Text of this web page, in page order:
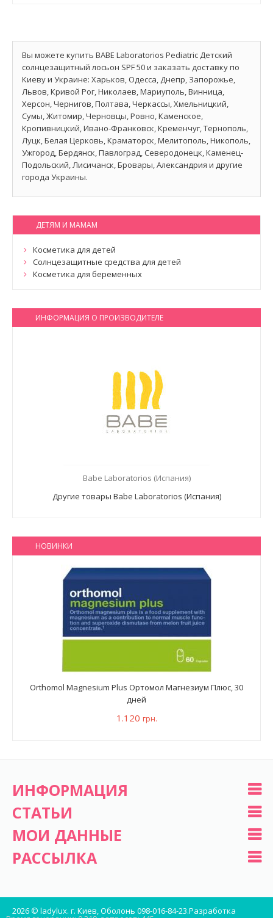
Вы можете купить BABE Laboratorios Pediatric Детский
солнцезащитный лосьон SPF 50 и заказать доставку по
Киеву и Украине: Харьков, Одесса, Днепр, Запорожье,
Львов, Кривой Рог, Николаев, Мариуполь, Винница,
Херсон, Чернигов, Полтава, Черкассы, Хмельницкий,
Сумы, Житомир, Черновцы, Ровно, Каменское,
Кропивницкий, Ивано-Франковск, Кременчуг, Тернополь,
Луцк, Белая Церковь, Краматорск, Мелитополь, Никополь,
Ужгород, Бердянск, Павлоград, Северодонецк, Каменец-
Подольский, Лисичанск, Бровары, Александрия и другие
города Украины.
ДЕТЯМ И МАМАМ
Косметика для детей
Солнцезащитные средства для детей
Косметика для беременных
ИНФОРМАЦИЯ О ПРОИЗВОДИТЕЛЕ
Babe Laboratorios (Испания)
Другие товары Babe Laboratorios (Испания)
НОВИНКИ
Orthomol Magnesium Plus Ортомол Магнезиум Плюс, 30
дней
1.120 грн.
ИНФОРМАЦИЯ
СТАТЬИ
МОИ ДАННЫЕ
РАССЫЛКА
2026 © ladylux. г. Киев, Оболонь 098-016-84-23.Разработка